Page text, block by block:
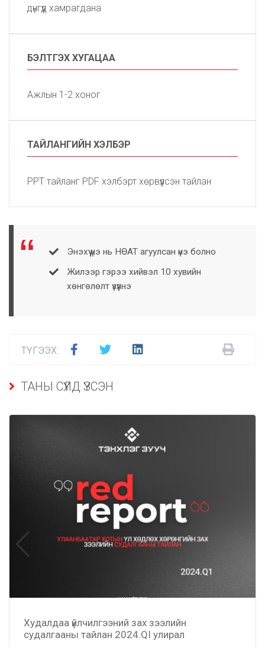
дүнгүүд хамрагдана
БЭЛТГЭХ ХУГАЦАА
Ажлын 1-2 хоног
ТАЙЛАНГИЙН ХЭЛБЭР
PPT тайланг PDF хэлбэрт хөрвүүлсэн тайлан
Энэхүү үнэ нь НӨАТ агуулсан үнэ болно
Жилээр гэрээ хийвэл 10 хувийн
хөнгөлөлт үзүүлнэ
ТҮГЭЭХ:
ТАНЫ СҮҮЛД ҮЗСЭН
Худалдаа үйлчилгээний зах зээлийн
судалгааны тайлан 2024.QI улирал